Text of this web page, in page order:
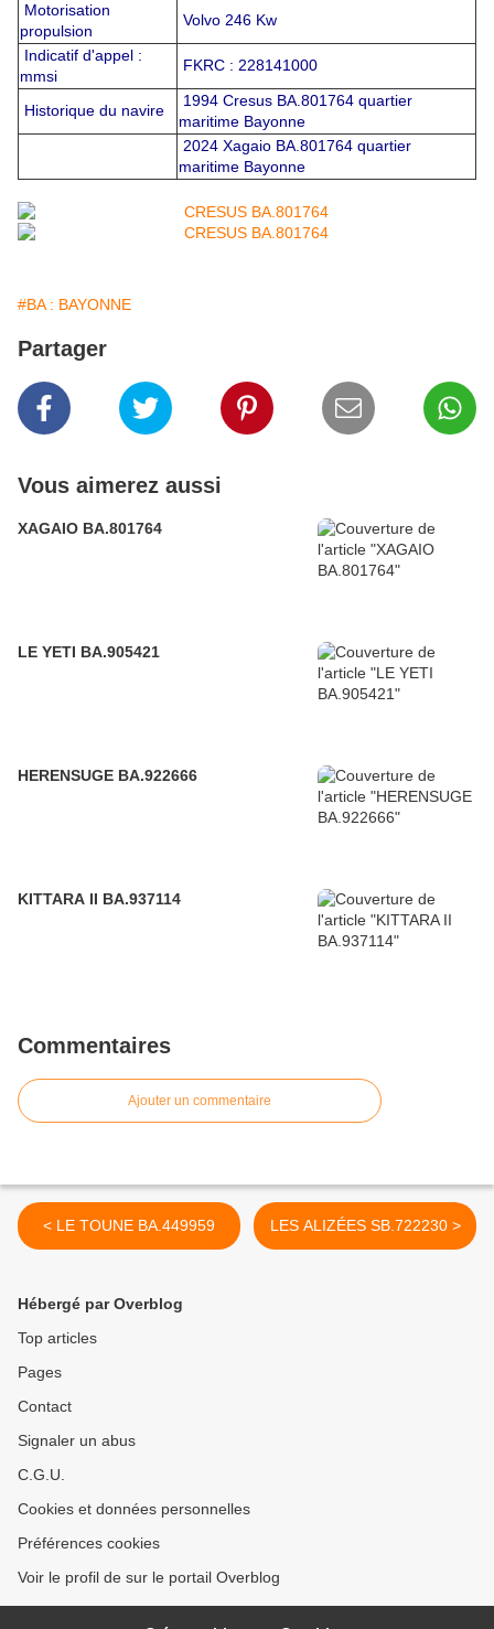
Motorisation
propulsion
Volvo 246 Kw
Indicatif d'appel :
mmsi
FKRC : 228141000
Historique du navire
1994 Cresus BA.801764 quartier
maritime Bayonne
2024 Xagaio BA.801764 quartier
maritime Bayonne
#BA : BAYONNE
Partager
Vous aimerez aussi
XAGAIO BA.801764
LE YETI BA.905421
HERENSUGE BA.922666
KITTARA II BA.937114
Commentaires
Ajouter un commentaire
< LE TOUNE BA.449959 LES ALIZÉES SB.722230 >
Hébergé par Overblog
Top articles
Pages
Contact
Signaler un abus
C.G.U.
Cookies et données personnelles
Préférences cookies
Voir le profil de sur le portail Overblog